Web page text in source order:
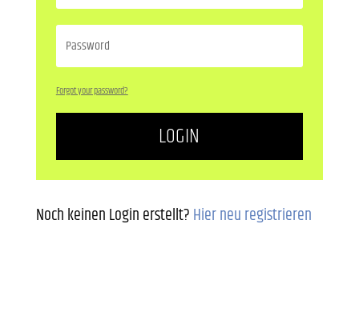
Forgot your password?
LOGIN
Noch keinen Login erstellt?Hier neu registrieren